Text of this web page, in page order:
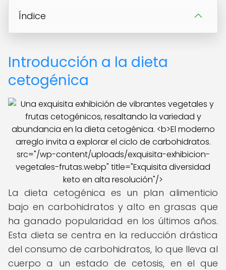
Índice
Introducción a la dieta
cetogénica
src="/wp-content/uploads/exquisita-exhibicion-
vegetales-frutas.webp" title="Exquisita diversidad
keto en alta resolución"/>
La dieta cetogénica es un plan alimenticio
bajo en carbohidratos y alto en grasas que
ha ganado popularidad en los últimos años.
Esta dieta se centra en la reducción drástica
del consumo de carbohidratos, lo que lleva al
cuerpo a un estado de cetosis, en el que